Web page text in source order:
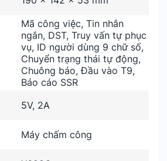
Mã công việc, Tin nhắn
ngắn, DST, Truy vấn tự phục
vụ, ID người dùng 9 chữ số,
Chuyển trạng thái tự động,
Chuông báo, Đầu vào T9,
Báo cáo SSR
5V, 2A
Máy chấm công